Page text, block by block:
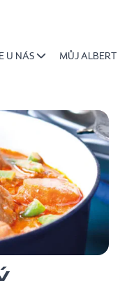
U NÁS MŮJ ALBERT